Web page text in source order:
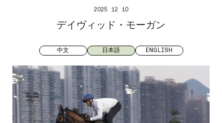
2025 12 10
デイヴィッド・モーガン
中文 日本語 ENGLISH